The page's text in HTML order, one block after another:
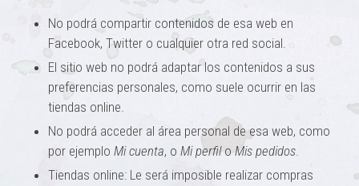
No podrá compartir contenidos de esa web en
Facebook, Twitter o cualquier otra red social.
El sitio web no podrá adaptar los contenidos a sus
preferencias personales, como suele ocurrir en las
tiendas online.
No podrá acceder al área personal de esa web, como
por ejemplo Mi cuenta, o Mi perfilo Mis pedidos.
Tiendas online: Le será imposible realizar compras